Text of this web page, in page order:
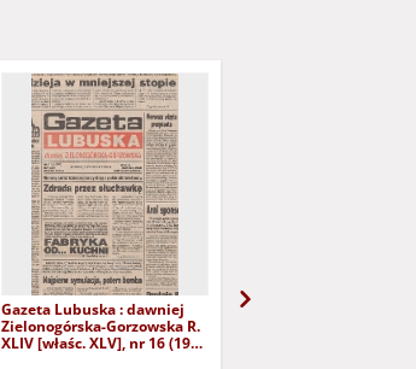
Gazeta Lubuska : dawniej
Zielonogórska-Gorzowska R.
XLIV [właśc. XLV], nr 16 (19